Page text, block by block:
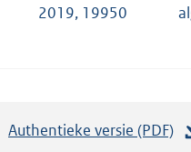
2019, 19950
Authentieke versie (PDF)